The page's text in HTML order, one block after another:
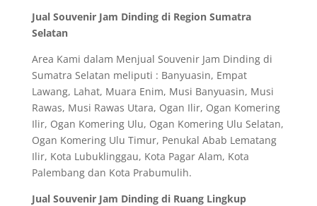
Jual Souvenir Jam Dinding di Region Sumatra
Selatan
Area Kami dalam Menjual Souvenir Jam Dinding di
Sumatra Selatan meliputi : Banyuasin, Empat
Lawang, Lahat, Muara Enim, Musi Banyuasin, Musi
Rawas, Musi Rawas Utara, Ogan Ilir, Ogan Komering
Ilir, Ogan Komering Ulu, Ogan Komering Ulu Selatan,
Ogan Komering Ulu Timur, Penukal Abab Lematang
Ilir, Kota Lubuklinggau, Kota Pagar Alam, Kota
Palembang dan Kota Prabumulih.
Jual Souvenir Jam Dinding di Ruang Lingkup